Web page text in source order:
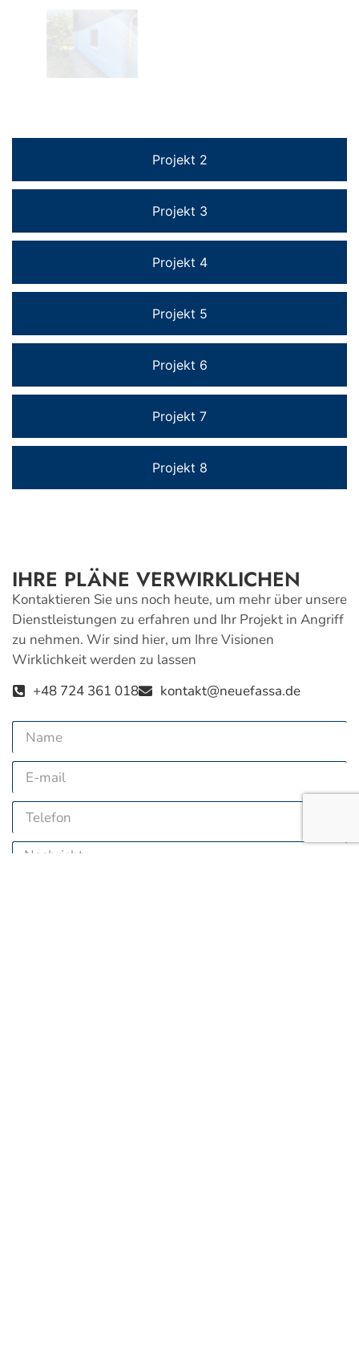
Projekt 2
Projekt 3
Projekt 4
Projekt 5
Projekt 6
Projekt 7
Projekt 8
IHRE PLÄNE VERWIRKLICHEN
Kontaktieren Sie uns noch heute, um mehr über unsere
Dienstleistungen zu erfahren und Ihr Projekt in Angriff
zu nehmen. Wir sind hier, um Ihre Visionen
Wirklichkeit werden zu lassen
+48 724 361 018
kontakt@neuefassa.de